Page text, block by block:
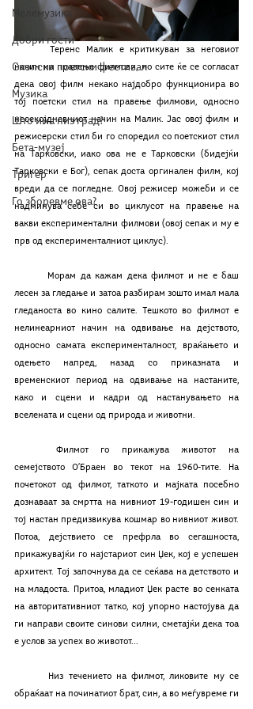
Мелемузика
Добри гости
Скопски поетски фестивал
Музика
Што има низ град?
Бета-музеј
Тригер
Го зборевме ова?
начин на правење филмови, но сите ќе се согласат
дека овој филм некако најдобро функционира во
тој поетски стил на правење филмови, односно
несекојдневниот начин на Малик. Јас овој филм и
режисерски стил би го споредил со поетскиот стил
на Тарковски, иако ова не е Тарковски (бидејќи
Тарковски е Бог), сепак доста оргинален филм, кој
вреди да се погледне. Овој режисер можеби и се
надминува себе си во циклусот на правење на
вакви експериментални филмови (овој сепак и му е
прв од експерименталниот циклус).
лесен за гледање и затоа разбирам зошто имал мала
гледаноста во кино салите. Тешкото во филмот е
нелинеарниот начин на одвивање на дејството,
односно самата експерименталност, враќањето и
одењето напред, назад со приказната и
временскиот период на одвивање на настаните,
како и сцени и кадри од настанувањето на
вселената и сцени од природа и животни.
семејството О’Браен во текот на 1960-тите. На
почетокот од филмот, таткото и мајката посебно
дознаваат за смртта на нивниот 19-годишен син и
тој настан предизвикува кошмар во нивниот живот.
Потоа, дејствието се префрла во сегашноста,
прикажувајќи го најстариот син Џек, кој е успешен
архитект. Тој започнува да се сеќава на детството и
на младоста. Притоа, младиот Џек расте во сенката
на авторитативниот татко, кој упорно настојува да
ги направи своите синови силни, сметајќи дека тоа
е услов за успех во животот...
обраќаат на починатиот брат, син, а во меѓувреме ги